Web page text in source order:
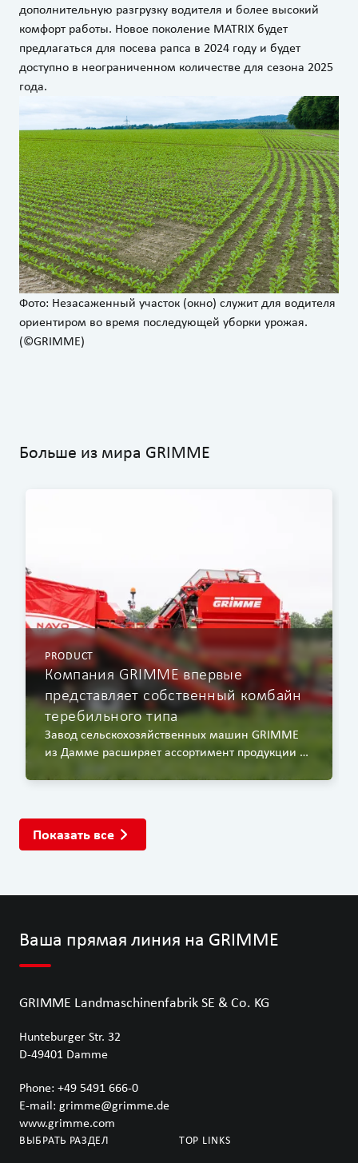
дополнительную разгрузку водителя и более высокий
комфорт работы. Новое поколение MATRIX будет
предлагаться для посева рапса в 2024 году и будет
доступно в неограниченном количестве для сезона 2025
года.
Фото: Незасаженный участок (окно) служит для водителя
ориентиром во время последующей уборки урожая.
(©GRIMME)
Больше из мира GRIMME
PRODUCT
Компания GRIMME впервые
представляет собственный комбайн
теребильного типа
Завод сельскохозяйственных машин GRIMME
из Дамме расширяет ассортимент продукции в
Показать все
Ваша прямая линия на GRIMME
GRIMME Landmaschinenfabrik SE & Co. KG
Hunteburger Str. 32
D-49401 Damme
Phone: +49 5491 666-0
E-mail: grimme@grimme.de
www.grimme.com
ВЫБРАТЬ РАЗДЕЛ TOP LINKS